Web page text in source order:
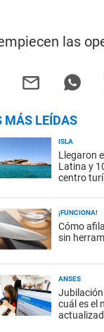
las
MÁS LEÍDAS
ISLA
Llegaron
Latina y
centro
¡FUNCIONA!
Cómo
sin
ANSES
Jubilación
cuál es el